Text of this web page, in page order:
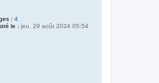
: 4
le : jeu. 29 août 2024 05:54